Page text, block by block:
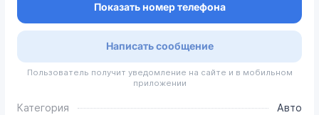
Показать номер телефона
Написать сообщение
Пользователь получит уведомление на сайте и в мобильном
приложении
Категория
Авто